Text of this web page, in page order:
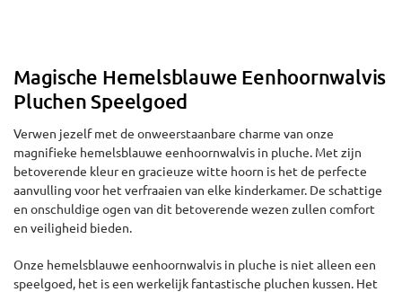
Magische Hemelsblauwe Eenhoornwalvis
Pluchen Speelgoed
Verwen jezelf met de onweerstaanbare charme van onze
magnifieke hemelsblauwe eenhoornwalvis in pluche. Met zijn
betoverende kleur en gracieuze witte hoorn is het de perfecte
aanvulling voor het verfraaien van elke kinderkamer. De schattige
en onschuldige ogen van dit betoverende wezen zullen comfort
en veiligheid bieden.
Onze hemelsblauwe eenhoornwalvis in pluche is niet alleen een
speelgoed, het is een werkelijk fantastische pluchen kussen. Het